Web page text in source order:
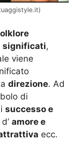
significati,
viene
direzione. Ad
di
successo e
amore e
ecc.